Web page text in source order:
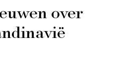
over